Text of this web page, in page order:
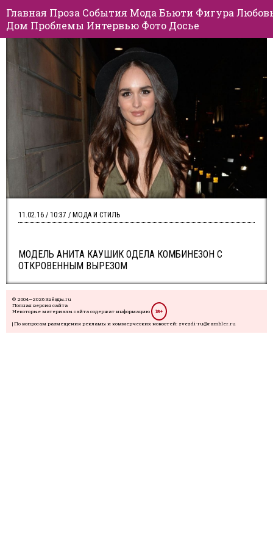
Главная Проза События Мода Бьюти Фигура
Дом Проблемы Интервью Фото Досье
МОДЕЛЬ АНИТА КАУШИК ОДЕЛА КОМБИНЕЗОН С
ОТКРОВЕННЫМ ВЫРЕЗОМ
11.02.16 / 10:37 / МОДА И СТИЛЬ
© 2004—2026 Звёзды.ru
Полная версия сайта
Некоторые материалы сайта содержат информацию
18+
| По вопросам размещения рекламы и коммерческих новостей: zvezdi-ru@rambler.ru